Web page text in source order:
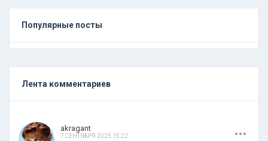
Популярные посты
Лента комментариев
akragant
7 СЕНТЯБРЯ 2025 15:22 ...